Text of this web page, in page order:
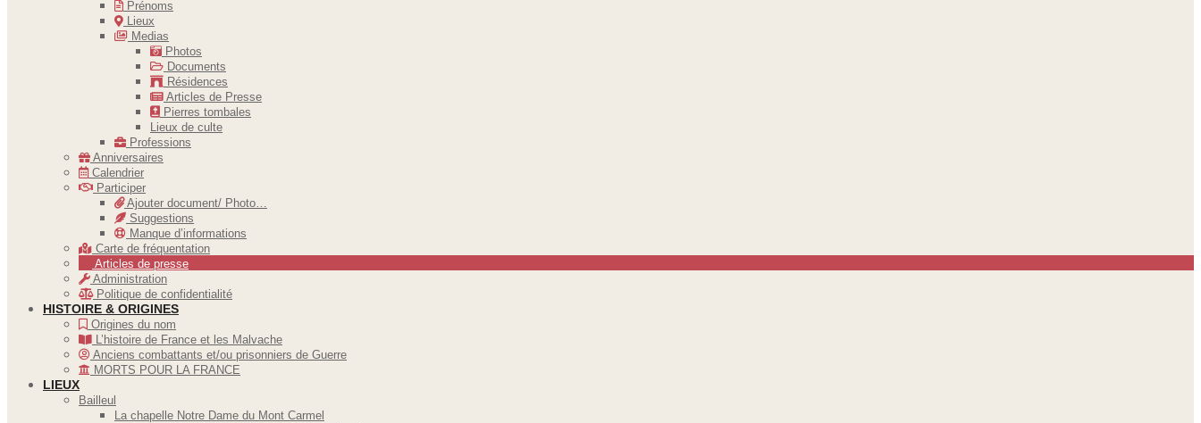
Prénoms
Lieux
Medias
Photos
Documents
Résidences
Articles de Presse
Pierres tombales
Lieux de culte
Professions
Anniversaires
Calendrier
Participer
Ajouter document/ Photo…
Suggestions
Manque d’informations
Carte de fréquentation
Articles de presse
Administration
Politique de confidentialité
HISTOIRE & ORIGINES
Origines du nom
L’histoire de France et les Malvache
Anciens combattants et/ou prisonniers de Guerre
MORTS POUR LA FRANCE
LIEUX
Bailleul
La chapelle Notre Dame du Mont Carmel